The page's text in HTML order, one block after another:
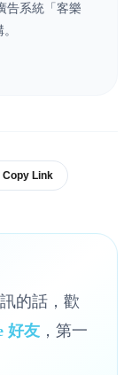
告系統「客樂
Copy Link
的話，歡
好友 ，第一